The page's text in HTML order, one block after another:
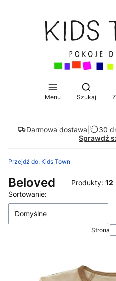
Menu
Otwórz
Szukaj
Darmowa dostawa 30
Sprawdź
Przejdź do: Kids Town
Beloved Produkty: 12
Lista produktów
Sortowanie:
Domyślne
Strona